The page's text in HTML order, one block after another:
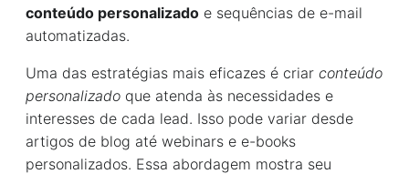
conteúdo personalizado e sequências de e-mail
automatizadas.
Uma das estratégias mais eficazes é criar conteúdo
personalizado que atenda às necessidades e
interesses de cada lead. Isso pode variar desde
artigos de blog até webinars e e-books
personalizados. Essa abordagem mostra seu